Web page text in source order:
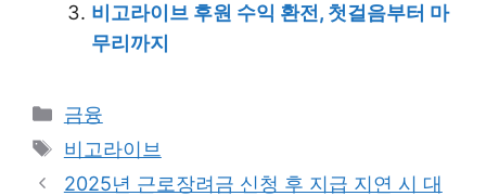
비고라이브 후원 수익 환전, 첫걸음부터 마
무리까지
Categories
금융
Tags
비고라이브
2025년 근로장려금 신청 후 지급 지연 시 대